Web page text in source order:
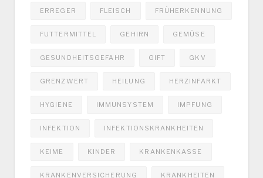
ERREGER FLEISCH FRÜHERKENNUNG
FUTTERMITTEL GEHIRN GEMÜSE
GESUNDHEITSGEFAHR GIFT GKV
GRENZWERT HEILUNG HERZINFARKT
HYGIENE IMMUNSYSTEM IMPFUNG
INFEKTION INFEKTIONSKRANKHEITEN
KEIME KINDER KRANKENKASSE
KRANKENVERSICHERUNG KRANKHEITEN